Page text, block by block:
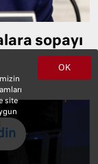
sopayı
OK
site